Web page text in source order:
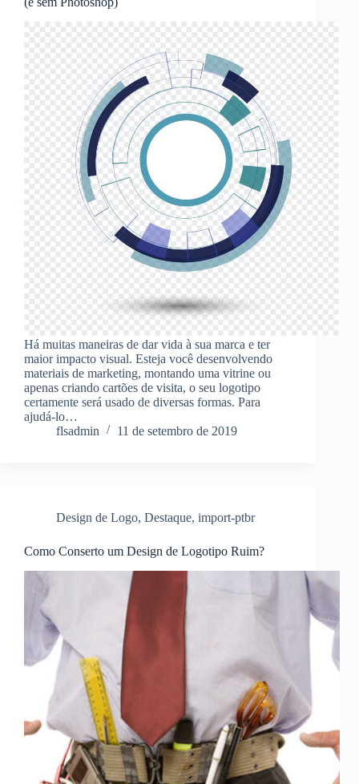
Há muitas maneiras de dar vida à sua marca e ter
maior impacto visual. Esteja você desenvolvendo
materiais de marketing, montando uma vitrine ou
apenas criando cartões de visita, o seu logotipo
certamente será usado de diversas formas. Para
ajudá-lo…
flsadmin
11 de setembro de 2019
Design de Logo, Destaque, import-ptbr
Como Conserto um Design de Logotipo Ruim?